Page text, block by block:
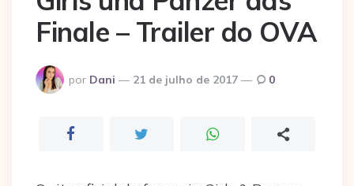
Finale – Trailer do OVA
Postado
por
por Dani 21 de julho de 2017 0